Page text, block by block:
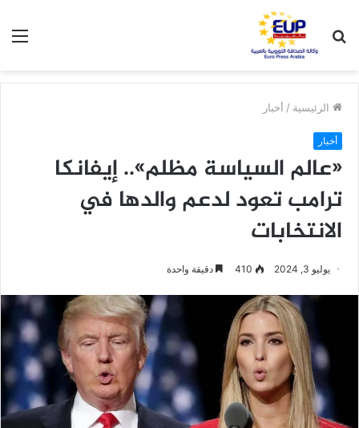
عن
الرئيسية / أخبار
أخبار
«عالم السياسة مظلم».. إيفانكا
ترامب تعود لدعم والدها في
الانتخابات
يوليو 3, 2024 410 دقيقة واحدة